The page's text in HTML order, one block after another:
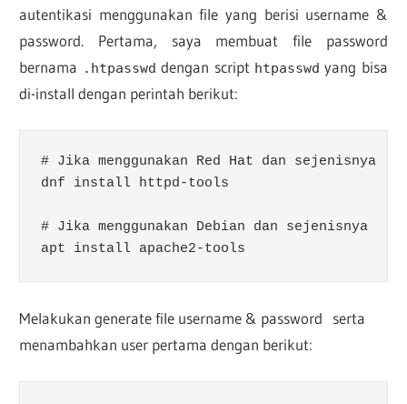
autentikasi menggunakan file yang berisi username &
password. Pertama, saya membuat file password
bernama .htpasswd dengan script htpasswd yang bisa
di-install dengan perintah berikut:
# Jika menggunakan Red Hat dan sejenisnya
dnf install httpd-tools
# Jika menggunakan Debian dan sejenisnya
apt install apache2-tools
Melakukan generate file username & password serta
menambahkan user pertama dengan berikut: